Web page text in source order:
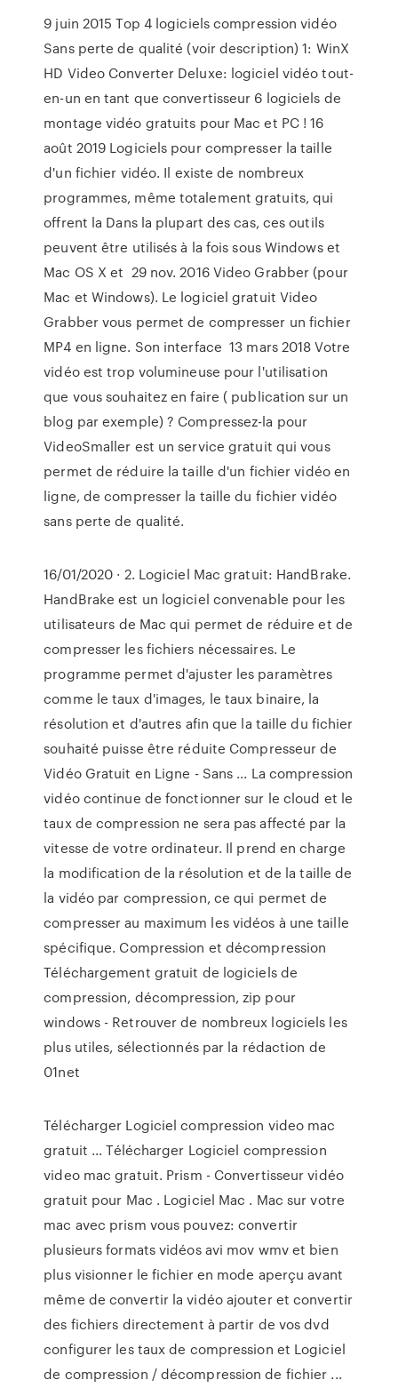
9 juin 2015 Top 4 logiciels compression vidéo
Sans perte de qualité (voir description) 1: WinX
HD Video Converter Deluxe: logiciel vidéo tout-
en-un en tant que convertisseur 6 logiciels de
montage vidéo gratuits pour Mac et PC ! 16
août 2019 Logiciels pour compresser la taille
d'un fichier vidéo. Il existe de nombreux
programmes, même totalement gratuits, qui
offrent la Dans la plupart des cas, ces outils
peuvent être utilisés à la fois sous Windows et
Mac OS X et 29 nov. 2016 Video Grabber (pour
Mac et Windows). Le logiciel gratuit Video
Grabber vous permet de compresser un fichier
MP4 en ligne. Son interface 13 mars 2018 Votre
vidéo est trop volumineuse pour l'utilisation
que vous souhaitez en faire ( publication sur un
blog par exemple) ? Compressez-la pour
VideoSmaller est un service gratuit qui vous
permet de réduire la taille d'un fichier vidéo en
ligne, de compresser la taille du fichier vidéo
sans perte de qualité.
16/01/2020 · 2. Logiciel Mac gratuit: HandBrake.
HandBrake est un logiciel convenable pour les
utilisateurs de Mac qui permet de réduire et de
compresser les fichiers nécessaires. Le
programme permet d'ajuster les paramètres
comme le taux d'images, le taux binaire, la
résolution et d'autres afin que la taille du fichier
souhaité puisse être réduite Compresseur de
Vidéo Gratuit en Ligne - Sans ... La compression
vidéo continue de fonctionner sur le cloud et le
taux de compression ne sera pas affecté par la
vitesse de votre ordinateur. Il prend en charge
la modification de la résolution et de la taille de
la vidéo par compression, ce qui permet de
compresser au maximum les vidéos à une taille
spécifique. Compression et décompression
Téléchargement gratuit de logiciels de
compression, décompression, zip pour
windows - Retrouver de nombreux logiciels les
plus utiles, sélectionnés par la rédaction de
01net
Télécharger Logiciel compression video mac
gratuit ... Télécharger Logiciel compression
video mac gratuit. Prism - Convertisseur vidéo
gratuit pour Mac . Logiciel Mac . Mac sur votre
mac avec prism vous pouvez: convertir
plusieurs formats vidéos avi mov wmv et bien
plus visionner le fichier en mode aperçu avant
même de convertir la vidéo ajouter et convertir
des fichiers directement à partir de vos dvd
configurer les taux de compression et Logiciel
de compression / décompression de fichier ...